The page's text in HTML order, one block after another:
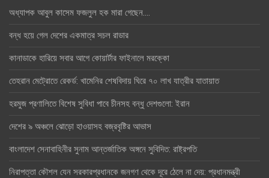
অধ্যাপক আবুল কাসেম ফজলুল হক মারা গেছেন….
বন্ধ হয়ে গেল দেশের একমাত্র সচল রাডার
কানাডাকে হারিয়ে সবার আগে কোয়ার্টার ফাইনালে মরক্কো
তেহরান মেট্রোতে রেকর্ড: খামেনির শেষবিদায় ঘিরে ৭০ লাখ যাত্রীর যাতায়াত
হরমুজ প্রণালিতে বিশেষ সুবিধা পাবে চীনসহ বন্ধু দেশগুলো: ইরান
দেশের ৯ অঞ্চলে ঝোড়ো হাওয়াসহ বজ্রবৃষ্টির আভাস
বাংলাদেশ সেনাবাহিনীর সুনাম আন্তর্জাতিক অঙ্গনে সুবিদিত: রাষ্ট্রপতি
নিরাপত্তা কৌশল যেন সরকারপ্রধানকে জনগণ থেকে দূরে ঠেলে না দেয়: প্রধানমন্ত্রী